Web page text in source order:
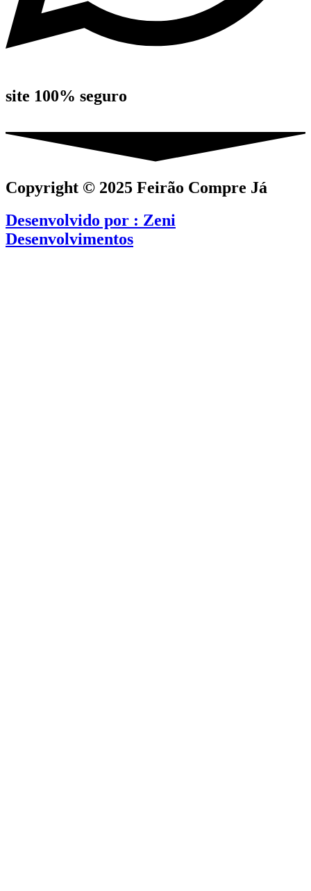
site 100% seguro
Copyright © 2025 Feirão Compre Já
Desenvolvido por : Zeni
Desenvolvimentos